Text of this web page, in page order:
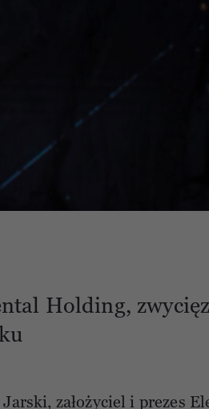
Holding,
założyciel i prezes